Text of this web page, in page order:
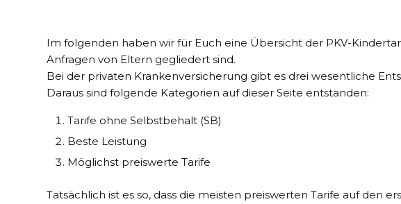
Im folgenden haben wir für Euch eine Übersicht der PKV-
Anfragen von Eltern gegliedert sind.
Bei der privaten Krankenversicherung gibt es drei wesentliche
Daraus sind folgende Kategorien auf dieser Seite entstanden:
Tarife ohne Selbstbehalt (SB)
Beste Leistung
Möglichst preiswerte Tarife
Tatsächlich ist es so, dass die meisten preiswerten Tarife auf den